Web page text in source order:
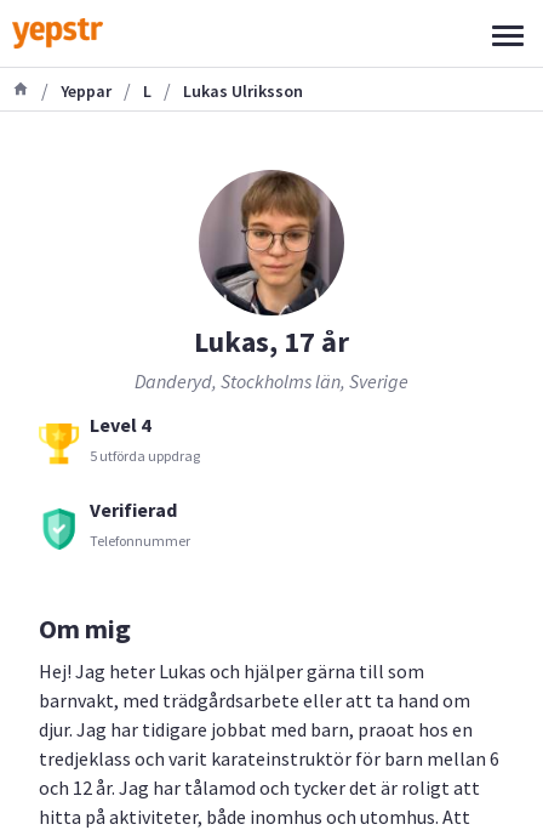
/ Yeppar / L / Lukas Ulriksson
Lukas, 17 år
Danderyd, Stockholms län, Sverige
Level 4
5 utförda uppdrag
Verifierad
Telefonnummer
Om mig
Hej! Jag heter Lukas och hjälper gärna till som
barnvakt, med trädgårdsarbete eller att ta hand om
djur. Jag har tidigare jobbat med barn, praoat hos en
tredjeklass och varit karateinstruktör för barn mellan 6
och 12 år. Jag har tålamod och tycker det är roligt att
hitta på aktiviteter, både inomhus och utomhus. Att